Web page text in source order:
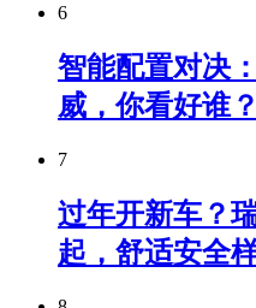
6
智能配置对决
威，你看好谁？
7
过年开新车？
起，舒适安全